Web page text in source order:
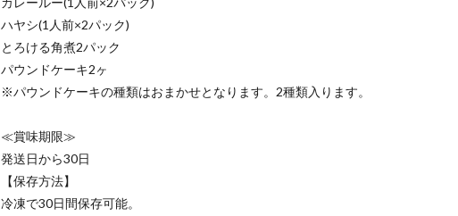
ハヤシ(1人前×2パック)
とろける角煮2パック
パウンドケーキ2ヶ
※パウンドケーキの種類はおまかせとなります。2種類入ります。
≪賞味期限≫
発送日から30日
【保存方法】
冷凍で30日間保存可能。